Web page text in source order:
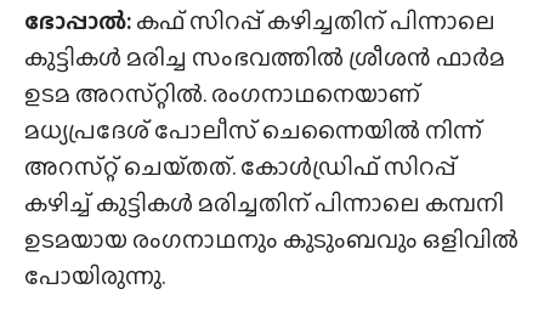
ഭോപ്പാൽ:കഫ് സിറപ്പ് കഴിച്ചതിന് പിന്നാലെ
കുട്ടികൾ മരിച്ച സംഭവത്തിൽ ശ്രീശൻ ഫാർമ
ഉടമ അറസ്‌റ്റിൽ. രംഗനാഥനെയാണ്
മധ്യപ്രദേശ് പോലീസ് ചെന്നൈയിൽ നിന്ന്
അറസ്‌റ്റ് ചെയ്‌തത്‌. കോൾഡ്രിഫ് സിറപ്പ്
കഴിച്ച് കുട്ടികൾ മരിച്ചതിന് പിന്നാലെ കമ്പനി
ഉടമയായ രംഗനാഥനും കുടുംബവും ഒളിവിൽ
പോയിരുന്നു.